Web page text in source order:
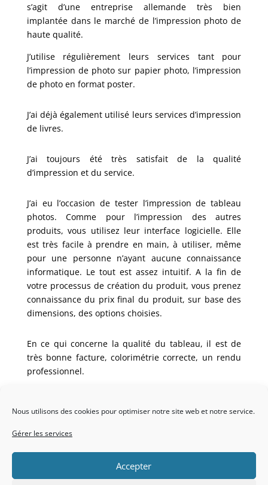
Nous utilisons des cookies pour optimiser notre site web et notre service.
Gérer les services
Accepter
s’agit d’une entreprise allemande très bien
implantée dans le marché de l’impression photo de
haute qualité.
J’utilise régulièrement leurs services tant pour
l’impression de photo sur papier photo, l’impression
de photo en format poster.
J’ai déjà également utilisé leurs services d’impression
de livres.
J’ai toujours été très satisfait de la qualité
d’impression et du service.
J’ai eu l’occasion de tester l’impression de tableau
photos. Comme pour l’impression des autres
produits, vous utilisez leur interface logicielle. Elle
est très facile à prendre en main, à utiliser, même
pour une personne n’ayant aucune connaissance
informatique. Le tout est assez intuitif. A la fin de
votre processus de création du produit, vous prenez
connaissance du prix final du produit, sur base des
dimensions, des options choisies.
En ce qui concerne la qualité du tableau, il est de
très bonne facture, colorimétrie correcte, un rendu
professionnel.
chez vous. Je vous le recommande.